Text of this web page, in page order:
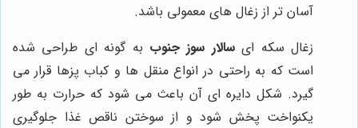
آسان تر از زغال های معمولی باشد.
زغال سکه ایسالار سوز جنوب به گونه ای طراحی شده
است که به راحتی در انواع منقل ها و کباب پزها قرار می
گیرد. شکل دایره ای آن باعث می شود که حرارت به طور
یکنواخت پخش شود و از سوختن ناقص غذا جلوگیری